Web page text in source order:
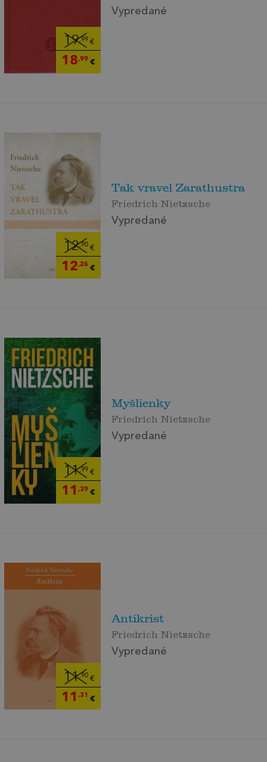
19,99 €
18,99€
Vypredané
12,90€
12,26€
Tak vravel Zarathustra
Friedrich Nietzsche
Vypredané
11,99 €
11 ,39€
Myšlienky
Friedrich Nietzsche
Vypredané
11,90€
11 ,31 €
Antikrist
Friedrich Nietzsche
Vypredané